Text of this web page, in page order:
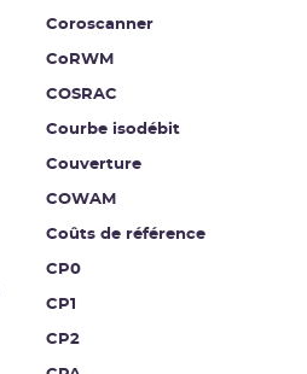
Coroscanner
CoRWM
COSRAC
Courbe isodébit
Couverture
COWAM
Coûts de référence
CP0
CP1
CP2